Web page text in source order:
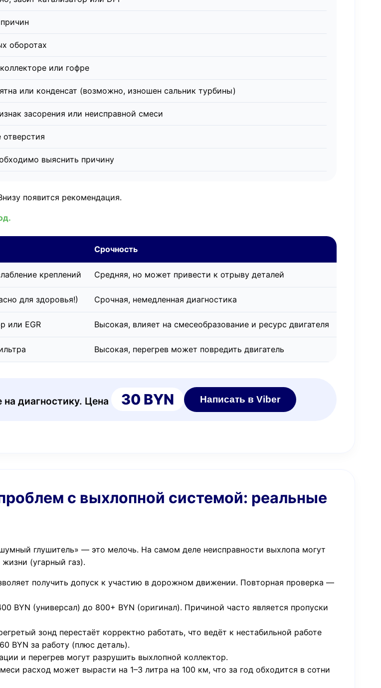
оборотах
или гофре
или конденсат (возможно, изношен сальник турбины)
засорения или неисправной смеси
выяснить причину
появится рекомендация.
Срочность
креплений Средняя, но может привести к отрыву деталей
для здоровья!) Срочная, немедленная диагностика
или EGR Высокая, влияет на смесеобразование и ресурс двигателя
Высокая, перегрев может повредить двигатель
диагностику. Цена 30 BYN Написать в Viber
с выхлопной системой: реальные
глушитель» — это мелочь. На самом деле неисправности выхлопа могут
(угарный газ).
получить допуск к участию в дорожном движении. Повторная проверка —
BYN (универсал) до 800+ BYN (оригинал). Причиной часто является пропуски
зонд перестаёт корректно работать, что ведёт к нестабильной работе
BYN за работу (плюс деталь).
и перегрев могут разрушить выхлопной коллектор.
расход может вырасти на 1–3 литра на 100 км, что за год обходится в сотни